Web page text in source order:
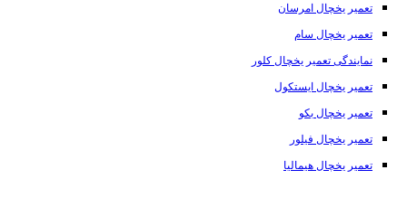
تعمیر یخچال امرسان
تعمیر یخچال سام
نمایندگی تعمیر یخچال کلور
تعمیر یخچال ایستکول
تعمیر یخچال بکو
تعمیر یخچال فیلور
تعمیر یخچال هیمالیا